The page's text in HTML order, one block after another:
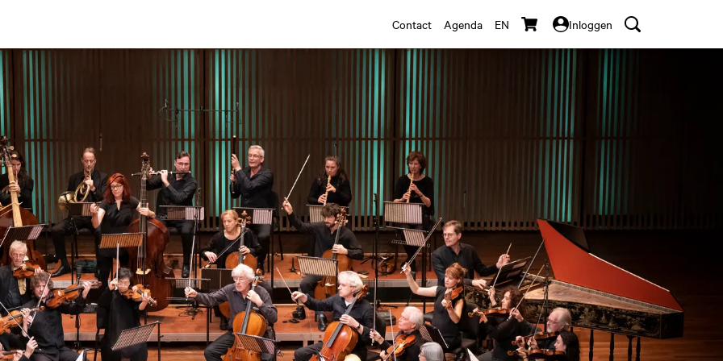
Contact Agenda EN Inloggen